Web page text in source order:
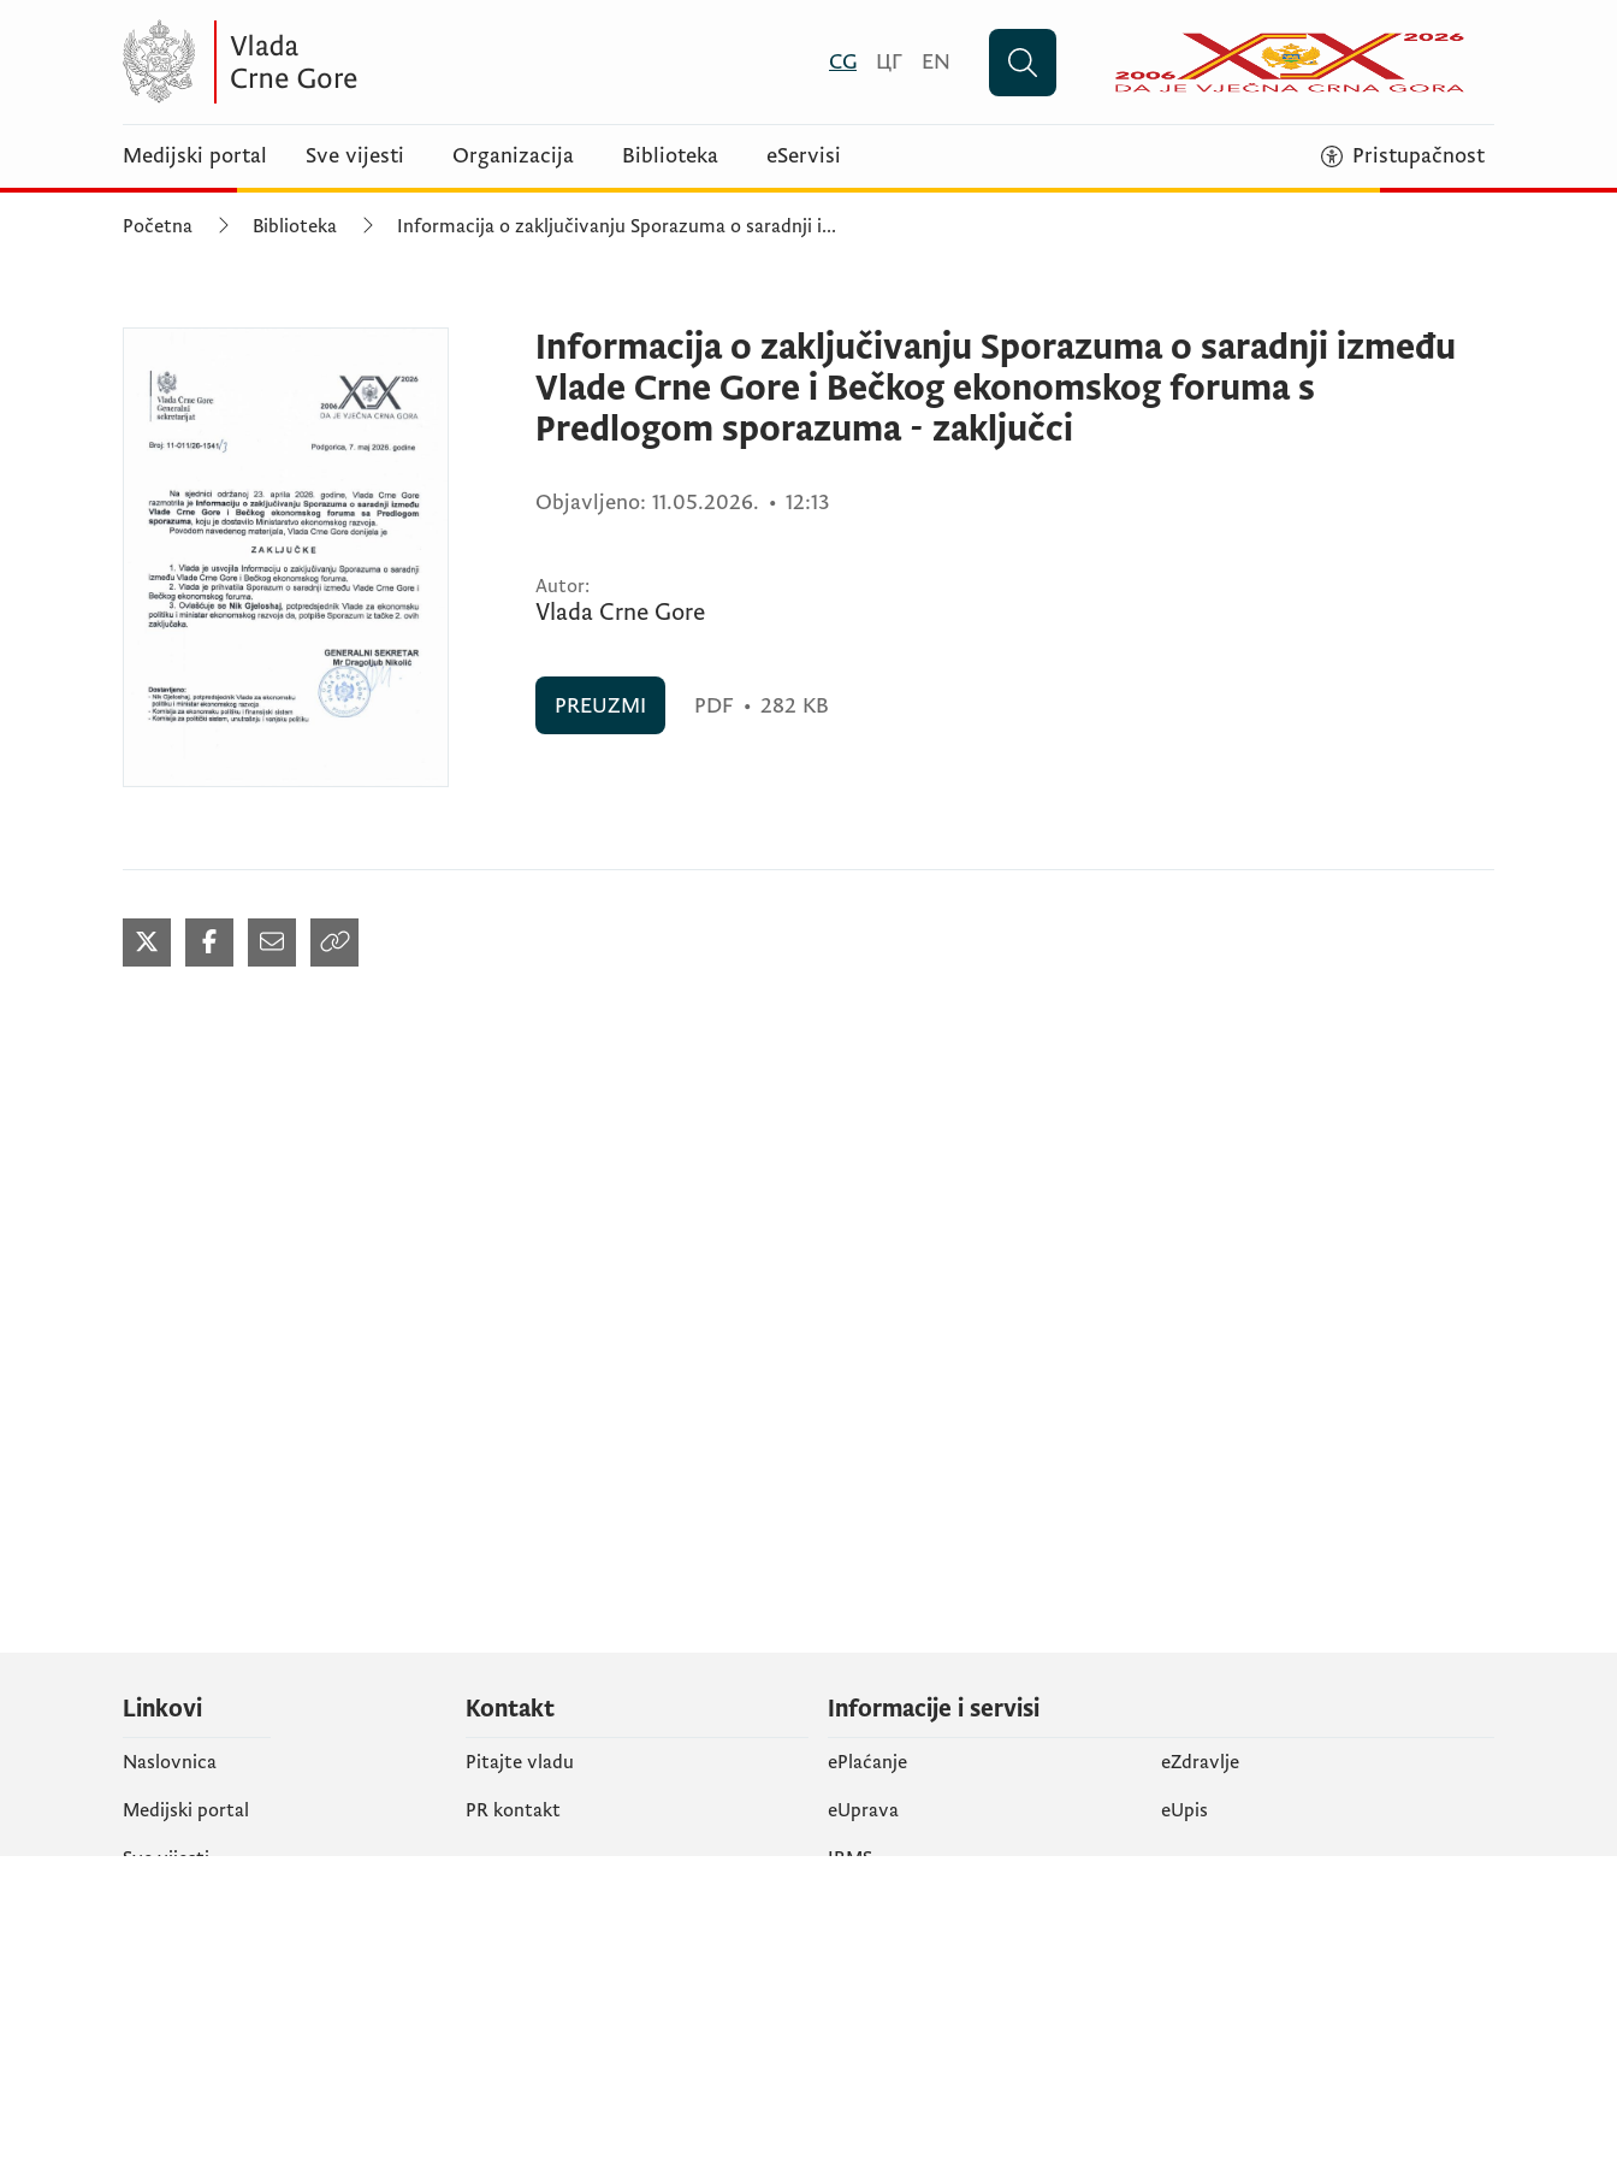
CG ЦГ EN
Medijski portal Sve vijesti Organizacija Biblioteka eServisi Pristupačnost
Početna Biblioteka Informacija o zaključivanju Sporazuma o saradnji i...
Informacija o zaključivanju Sporazuma o saradnji između
Vlade Crne Gore i Bečkog ekonomskog foruma s
Predlogom sporazuma - zaključci
Objavljeno: 11.05.2026. • 12:13
Autor:
Vlada Crne Gore
PREUZMI PDF • 282 KB
Linkovi
Naslovnica
Medijski portal
Sve vijesti
Kontakt
Pitajte vladu
PR kontakt
Informacije i servisi
ePlaćanje
eZdravlje
eUprava
еUpis
IRMS